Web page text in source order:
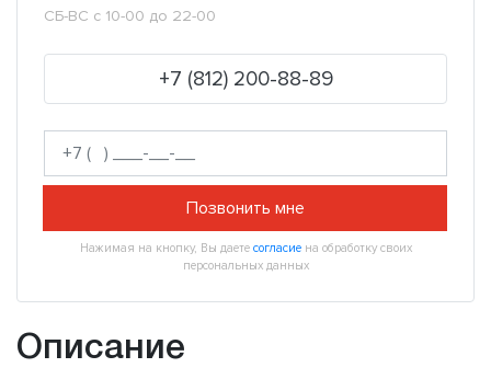
СБ-ВС с 10-00 до 22-00
+7 (812) 200-88-89
Позвонить мне
Нажимая на кнопку, Вы даете согласиена обработку своих
персональных данных
Описание